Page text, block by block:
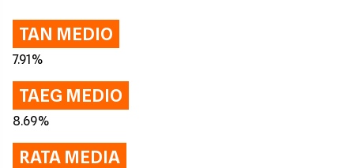
TAN MEDIO
7.91%
TAEG MEDIO
8.69%
RATA MEDIA